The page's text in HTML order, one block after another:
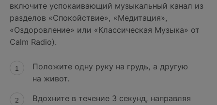
включите успокаивающий музыкальный канал из
разделов «Спокойствие», «Медитация»,
«Оздоровление» или «Классическая Музыка» от
Calm Radio).
Положите одну руку на грудь, а другую
на живот.
Вдохните в течение 3 секунд, направляя